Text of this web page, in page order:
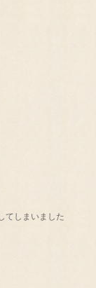
てしまいました